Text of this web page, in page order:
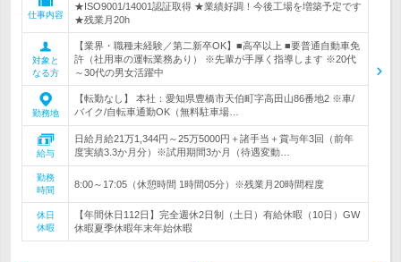
仕事内容
★ISO9001/14001認証取得 ★業績好調！今後工場を増築予定です
★残業月20h
対象と
なる方
【業界・職種未経験／第二新卒OK】■高卒以上 ■要普通自動車免
許（社用車の運転業務あり） ※先輩が手厚く指導します ※20代
～30代の男女活躍中
勤務地
【転勤なし】 本社：愛知県豊橋市天伯町字高田山86番地2 ※車/
バイク/自転車通勤OK（無料駐車場…
給与
日給月給21万1,344円～25万5000円＋諸手当＋賞与年3回（前年
度実績3.3か月分）※試用期間3か月（待遇変動…
勤務
時間
8:00～17:05（休憩時間 1時間05分）※残業月20時間程度
休日
休暇
【年間休日112日】完全週休2日制（土日）有給休暇（10日）GW
休暇夏季休暇年末年始休暇